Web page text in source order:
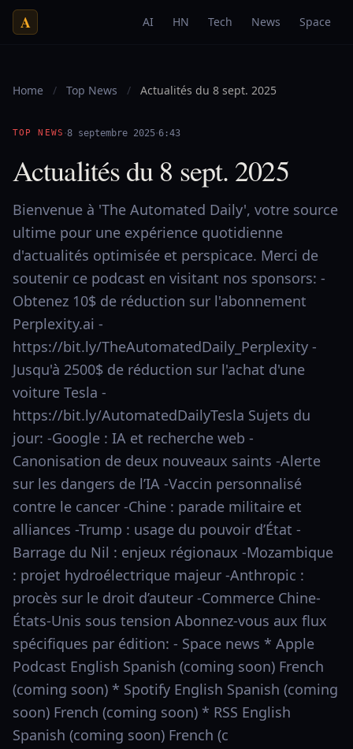
A AI HN Tech News Space
Home / Top News / Actualités du 8 sept. 2025
TOP NEWS ·8 septembre 2025·6:43
Actualités du 8 sept. 2025
Bienvenue à 'The Automated Daily', votre source
ultime pour une expérience quotidienne
d'actualités optimisée et perspicace. Merci de
soutenir ce podcast en visitant nos sponsors: -
Obtenez 10$ de réduction sur l'abonnement
Perplexity.ai -
https://bit.ly/TheAutomatedDaily_Perplexity -
Jusqu'à 2500$ de réduction sur l'achat d'une
voiture Tesla -
https://bit.ly/AutomatedDailyTesla Sujets du
jour: -Google : IA et recherche web -
Canonisation de deux nouveaux saints -Alerte
sur les dangers de l’IA -Vaccin personnalisé
contre le cancer -Chine : parade militaire et
alliances -Trump : usage du pouvoir d’État -
Barrage du Nil : enjeux régionaux -Mozambique
: projet hydroélectrique majeur -Anthropic :
procès sur le droit d’auteur -Commerce Chine-
États-Unis sous tension Abonnez-vous aux flux
spécifiques par édition: - Space news * Apple
Podcast English Spanish (coming soon) French
(coming soon) * Spotify English Spanish (coming
soon) French (coming soon) * RSS English
Spanish (coming soon) French (c